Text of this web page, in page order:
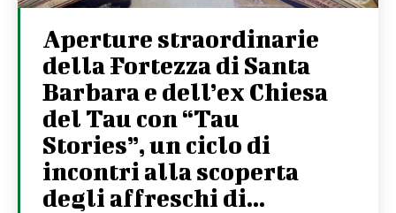
Aperture straordinarie
della Fortezza di Santa
Barbara e dell’ex Chiesa
del Tau con “Tau
Stories”, un ciclo di
incontri alla scoperta
degli affreschi di...